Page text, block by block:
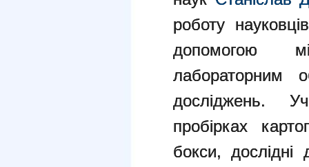
роботу
допомогою
лабораторним
досліджень.
пробірках
бокси, дослідні